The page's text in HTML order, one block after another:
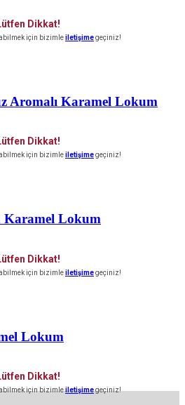
Dikkat!
için bizimleiletişimegeçiniz!
Aromalı Karamel Lokum
Dikkat!
için bizimleiletişimegeçiniz!
Karamel Lokum
Dikkat!
için bizimleiletişimegeçiniz!
Lokum
Dikkat!
için bizimleiletişimegeçiniz!